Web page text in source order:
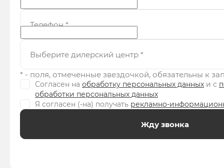
Телефон*
Выберите дилерский центр *
* - поля, отмеченные звездочкой, обязательны к
Согласен на обработку персональных данных и c
обработки персональных данных
Я согласен (-на) получать рекламно-
Жду звонка